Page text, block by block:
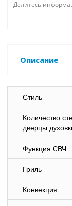
Делитесь
Описание
Стиль
Количество
дверцы
Функция СВЧ
Гриль
Конвекция